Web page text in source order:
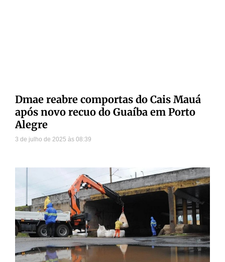
Dmae reabre comportas do Cais Mauá
após novo recuo do Guaíba em Porto
Alegre
3 de julho de 2025 08:39